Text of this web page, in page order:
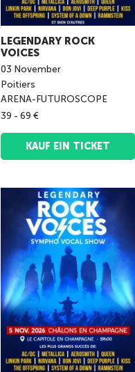
LEGENDARY ROCK
VOICES
03 November
Poitiers
ARENA-FUTUROSCOPE
39 - 69 €
KAUF EIN TICKET